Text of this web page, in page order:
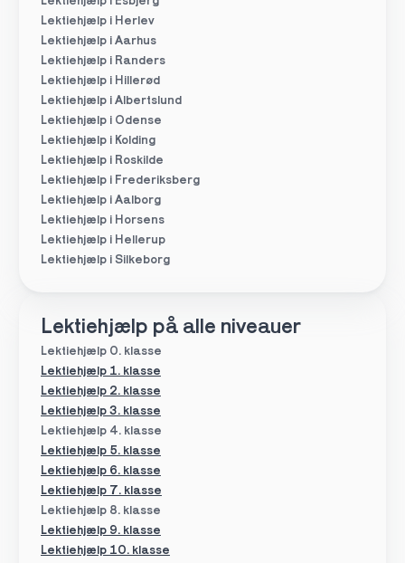
Lektiehjælp i Herlev
Lektiehjælp i Aarhus
Lektiehjælp i Randers
Lektiehjælp i Hillerød
Lektiehjælp i Albertslund
Lektiehjælp i Odense
Lektiehjælp i Kolding
Lektiehjælp i Roskilde
Lektiehjælp i Frederiksberg
Lektiehjælp i Aalborg
Lektiehjælp i Horsens
Lektiehjælp i Hellerup
Lektiehjælp i Silkeborg
Lektiehjælp på alle niveauer
Lektiehjælp 0. klasse
Lektiehjælp 4. klasse
Lektiehjælp 5. klasse
Lektiehjælp 8. klasse
Lektiehjælp 1. klasse
Lektiehjælp 6. klasse
Lektiehjælp 7. klasse
Lektiehjælp 2. klasse
Lektiehjælp 3. klasse
Lektiehjælp 9. klasse
Lektiehjælp 10. klasse